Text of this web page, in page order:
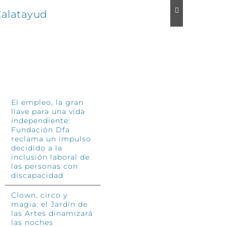
El empleo, la gran
llave para una vida
independiente:
Fundación Dfa
reclama un impulso
decidido a la
inclusión laboral de
las personas con
discapacidad
Clown, circo y
magia: el Jardín de
las Artes dinamizará
las noches